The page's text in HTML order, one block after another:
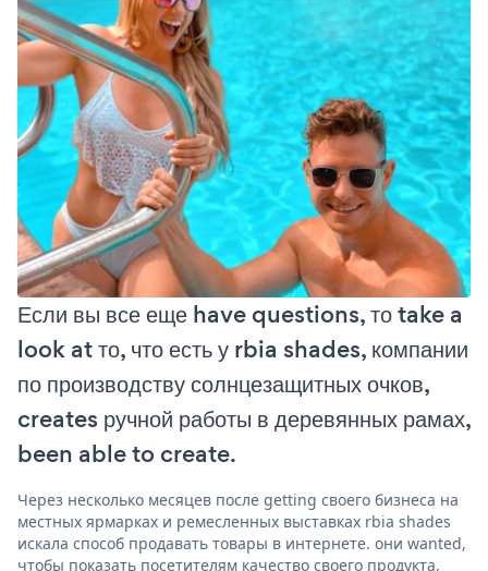
Если вы все еще have questions, то take a
look at то, что есть у rbia shades, компании
по производству солнцезащитных очков,
creates ручной работы в деревянных рамах,
been able to create.
Через несколько месяцев после getting своего бизнеса на
местных ярмарках и ремесленных выставках rbia shades
искала способ продавать товары в интернете. они wanted,
чтобы показать посетителям качество своего продукта,